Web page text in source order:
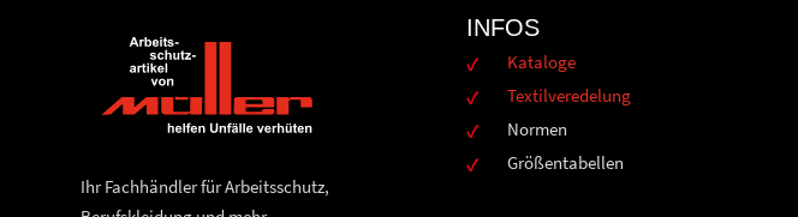
Ihr Fachhändler für Arbeitsschutz,
INFOS
Kataloge
Textilveredelung
Normen
Größentabellen